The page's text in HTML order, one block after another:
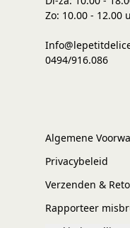
Zo: 10.00 - 12.00
0494/916.086
Algemene
Privacybeleid
Verzenden &
Rapporteer